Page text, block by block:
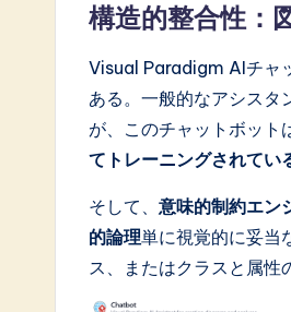
ti
構造的整合性：
Visual Paradigm AIチャ
ある。一般的なアシスタ
が、このチャットボット
てトレーニングされてい
そして、 意味的制約エン
的論理単に視覚的に妥当
ス、またはクラスと属性